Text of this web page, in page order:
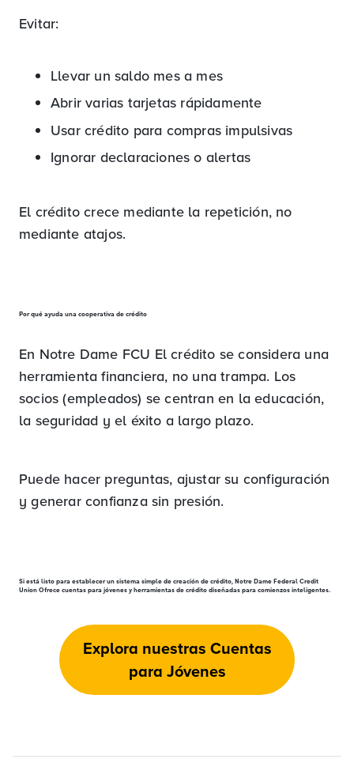
Evitar:
Llevar un saldo mes a mes
Abrir varias tarjetas rápidamente
Usar crédito para compras impulsivas
Ignorar declaraciones o alertas
El crédito crece mediante la repetición, no
mediante atajos.
Por qué ayuda una cooperativa de crédito
En Notre Dame FCU El crédito se considera una
herramienta financiera, no una trampa. Los
socios (empleados) se centran en la educación,
la seguridad y el éxito a largo plazo.
Puede hacer preguntas, ajustar su configuración
y generar confianza sin presión.
Si está listo para establecer un sistema simple de creación de crédito, Notre Dame Federal Credit
Union Ofrece cuentas para jóvenes y herramientas de crédito diseñadas para comienzos inteligentes.
Explora nuestras Cuentas
para Jóvenes